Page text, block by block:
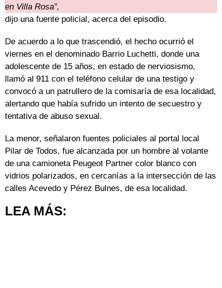
en Villa Rosa”,
dijo una fuente policial, acerca del episodio.
De acuerdo a lo que trascendió, el hecho ocurrió el
viernes en el denominado Barrio Luchetti, donde una
adolescente de 15 años, en estado de nerviosismo,
llamó al 911 con el teléfono celular de una testigo y
convocó a un patrullero de la comisaría de esa localidad,
alertando que había sufrido un intento de secuestro y
tentativa de abuso sexual.
La menor, señalaron fuentes policiales al portal local
Pilar de Todos, fue alcanzada por un hombre al volante
de una camioneta Peugeot Partner color blanco con
vidrios polarizados, en cercanías a la intersección de las
calles Acevedo y Pérez Bulnes, de esa localidad.
LEA MÁS: